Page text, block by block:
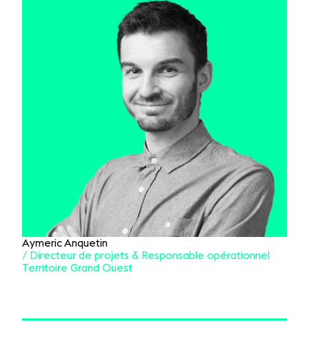
Aymeric Anquetin
/ Directeur de projets & Responsable opérationnel
Territoire Grand Ouest